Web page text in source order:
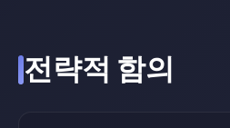
전략적 함의